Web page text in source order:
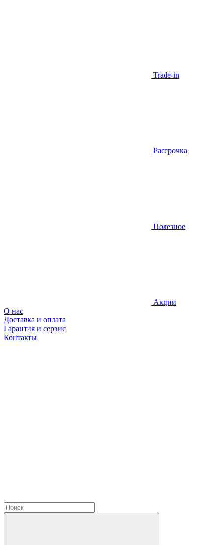
Trade-in
Рассрочка
Полезное
Акции
О нас
Доставка и оплата
Гарантия и сервис
Контакты